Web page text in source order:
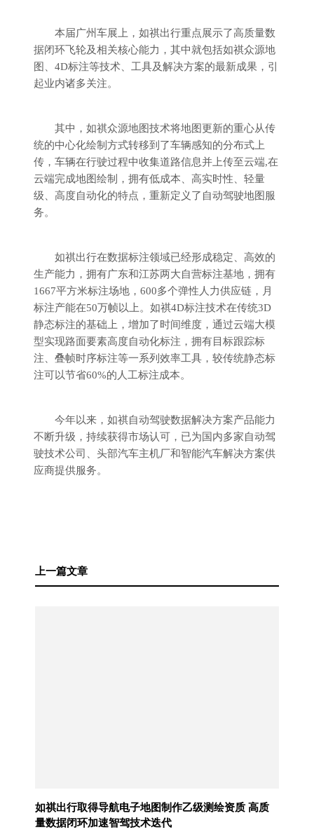
本届广州车展上，如祺出行重点展示了高质量数
据闭环飞轮及相关核心能力，其中就包括如祺众源地
图、4D标注等技术、工具及解决方案的最新成果，引
起业内诸多关注。
其中，如祺众源地图技术将地图更新的重心从传
统的中心化绘制方式转移到了车辆感知的分布式上
传，车辆在行驶过程中收集道路信息并上传至云端,在
云端完成地图绘制，拥有低成本、高实时性、轻量
级、高度自动化的特点，重新定义了自动驾驶地图服
务。
如祺出行在数据标注领域已经形成稳定、高效的
生产能力，拥有广东和江苏两大自营标注基地，拥有
1667平方米标注场地，600多个弹性人力供应链，月
标注产能在50万帧以上。如祺4D标注技术在传统3D
静态标注的基础上，增加了时间维度，通过云端大模
型实现路面要素高度自动化标注，拥有目标跟踪标
注、叠帧时序标注等一系列效率工具，较传统静态标
注可以节省60%的人工标注成本。
今年以来，如祺自动驾驶数据解决方案产品能力
不断升级，持续获得市场认可，已为国内多家自动驾
驶技术公司、头部汽车主机厂和智能汽车解决方案供
应商提供服务。
上一篇文章
如祺出行取得导航电子地图制作乙级测绘资质 高质
量数据闭环加速智驾技术迭代